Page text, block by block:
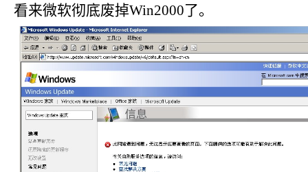
看来微软彻底废掉Win2000了。